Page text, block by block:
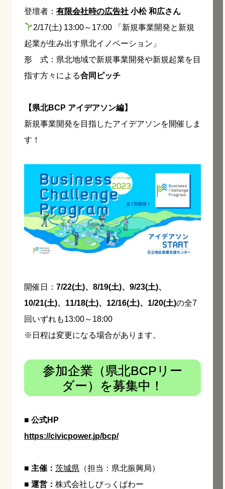
登壇者： 有限会社時の広告社 小松 和広さん
2/17(土) 13:00～17:00 「新規事業開発と新規
起業が生み出す県北イノベーション」
形 式：県北地域で新規事業開発や新規起業を目
指す方々による合同ピッチ
【県北BCP アイデアソン編】
新規事業開発を目指したアイデアソンを開催しま
す！
開催日： 7/22(土)、8/19(土)、9/23(土)、
10/21(土)、11/18(土)、12/16(土)、1/20(土)の全7
回いずれも13:00～18:00
※日程は変更になる場合があります。
参加企業（県北BCPリー
ダー）を募集中！
■ 公式HP
https://civicpower.jp/bcp/
■ 主催： 茨城県 （担当：県北振興局）
■ 運営： 株式会社しびっくぱわー